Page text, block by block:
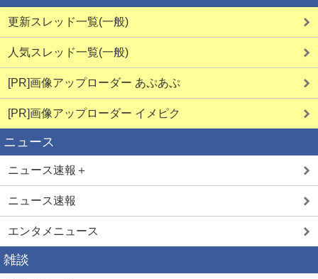
更新スレッド一覧(一般)
人気スレッド一覧(一般)
[PR]画像アップローダー あぷあぷ
[PR]画像アップローダー イメピク
ニュース
ニュース速報＋
ニュース速報
エンタメニュース
雑談